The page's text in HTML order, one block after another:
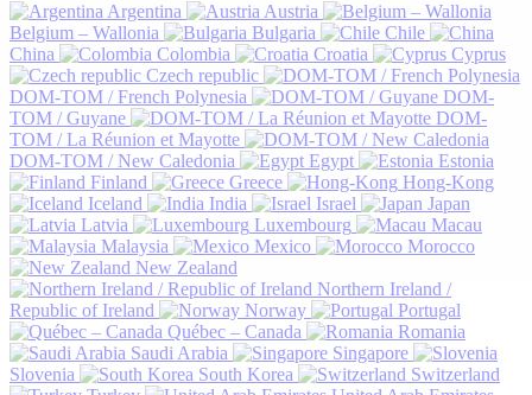
Argentina
Austria
Belgium – Wallonia
Bulgaria
Chile
China
Colombia Croatia
Cyprus
Czech republic
DOM-TOM / French Polynesia
DOM-
TOM / Guyane
DOM-
TOM / La Réunion et Mayotte
DOM-TOM / New Caledonia
Egypt
Estonia
Finland
Greece
Hong-Kong
Iceland
India Israel
Japan
Latvia
Luxembourg
Macau
Malaysia
Mexico
Morocco
New Zealand
Northern Ireland /
Republic of Ireland
Norway
Portugal
Québec – Canada
Romania
Saudi Arabia
Singapore
Slovenia
South Korea
Switzerland